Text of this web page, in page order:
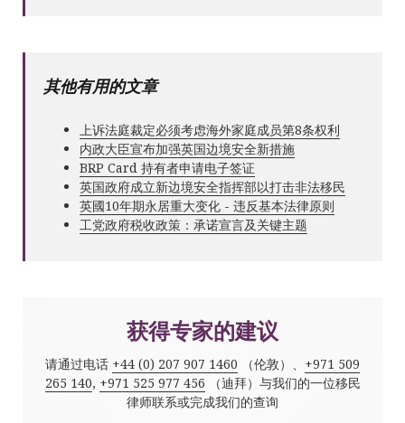
其他有用的文章
上诉法庭裁定必须考虑海外家庭成员第8条权利
内政大臣宣布加强英国边境安全新措施
BRP Card 持有者申请电子签证
英国政府成立新边境安全指挥部以打击非法移民
英國10年期永居重大变化 - 违反基本法律原则
工党政府税收政策：承诺宣言及关键主题
获得专家的建议
请通过电话 +44 (0) 207 907 1460 （伦敦）、 +971 509
265 140, +971 525 977 456 （迪拜）与我们的一位移民
律师联系或完成我们的查询